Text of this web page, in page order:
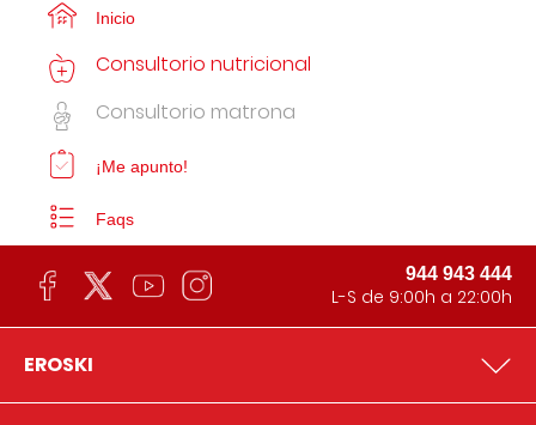
Inicio
Consultorio nutricional
Consultorio matrona
¡Me apunto!
Faqs
944 943 444
L-S de 9:00h a 22:00h
EROSKI